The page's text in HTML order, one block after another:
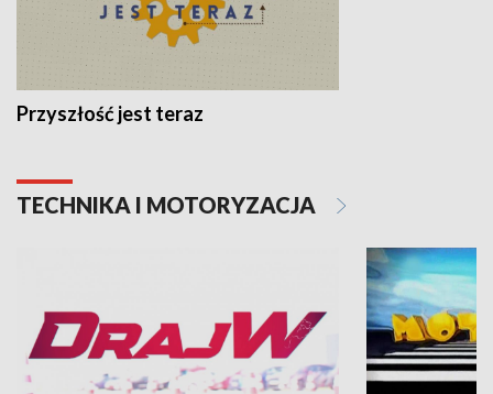
Przyszłość jest teraz
TECHNIKA I MOTORYZACJA